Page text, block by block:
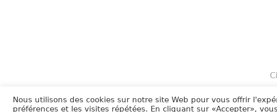
Nous utilisons des cookies sur notre site Web pour vous offrir
préférences et les visites répétées. En cliquant sur «Accepter»,